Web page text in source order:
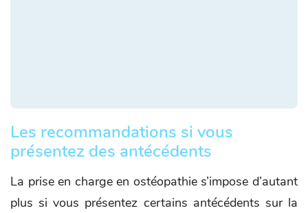
Les recommandations si vous
présentez des antécédents
La prise en charge en ostéopathie s’impose d’autant
plus si vous présentez certains antécédents sur la